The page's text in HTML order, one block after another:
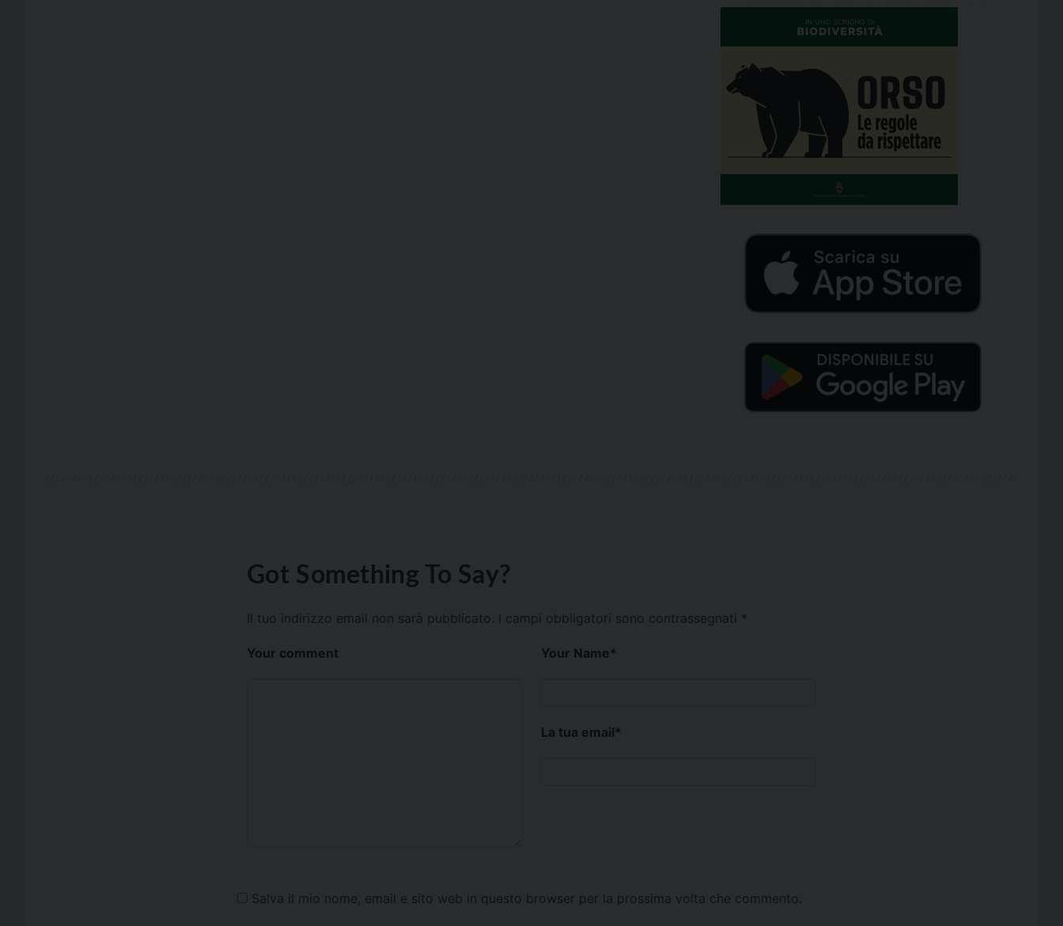
Got Something To Say?
Il tuo indirizzo email non sarà pubblicato. I campi obbligatori sono contrassegnati *
Your comment Your Name*
La tua email*
Salva il mio nome, email e sito web in questo browser per la prossima volta che commento.